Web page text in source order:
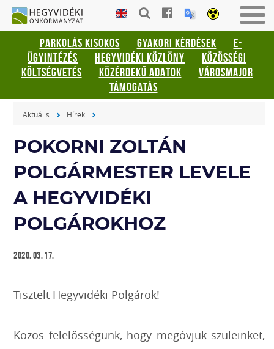
Gyorsbillentyűk
listája
Keresés:
"S"
Bejelentkezés:
be-
HEGYVIDÉKI
ÖNKORMÁNYZAT
PARKOLÁS KISOKOS GYAKORI KÉRDÉSEK
E-
ÜGYINTÉZÉS
HEGYVIDÉKI KÖZLÖNY
KÖZÖSSÉGI
KÖLTSÉGVETÉS
KÖZÉRDEKŰ ADATOK
VÁROSMAJOR
TÁMOGATÁS
Aktuális Hírek
POKORNI ZOLTÁN
POLGÁRMESTER LEVELE
A HEGYVIDÉKI
POLGÁROKHOZ
2020. 03. 17.
Tisztelt Hegyvidéki Polgárok!
Közös felelősségünk, hogy megóvjuk szüleinket,